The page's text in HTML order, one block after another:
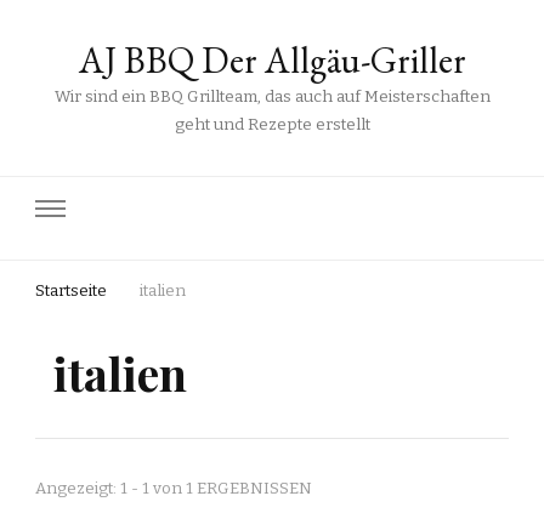
AJ BBQ Der Allgäu-Griller
Wir sind ein BBQ Grillteam, das auch auf Meisterschaften
geht und Rezepte erstellt
Startseite italien
italien
Angezeigt: 1 - 1 von 1 ERGEBNISSEN